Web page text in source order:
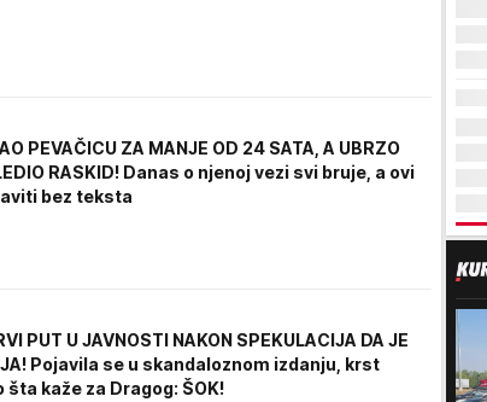
PEVAČICU ZA MANJE OD 24 SATA, A UBRZO
RASKID! Danas o njenoj vezi svi bruje, a ovi
bez teksta
PUT U JAVNOSTI NAKON SPEKULACIJA DA JE
Pojavila se u skandaloznom izdanju, krst
šta kaže za Dragog: ŠOK!